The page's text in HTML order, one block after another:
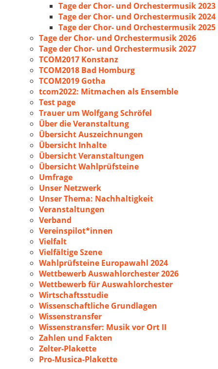
Tage der Chor- und Orchestermusik 2023
Tage der Chor- und Orchestermusik 2024
Tage der Chor- und Orchestermusik 2025
Tage der Chor- und Orchestermusik 2026
Tage der Chor- und Orchestermusik 2027
TCOM2017 Konstanz
TCOM2018 Bad Homburg
TCOM2019 Gotha
tcom2022: Mitmachen als Ensemble
Test page
Trauer um Wolfgang Schröfel
Über die Veranstaltung
Übersicht Auszeichnungen
Übersicht Inhalte
Übersicht Veranstaltungen
Übersicht Wahlprüfsteine
Umfrage
Unser Netzwerk
Unser Thema: Nachhaltigkeit
Veranstaltungen
Verband
Vereinspilot*innen
Vielfalt
Vielfältige Szene
Wahlprüfsteine Europawahl 2024
Wettbewerb Auswahlorchester 2026
Wettbewerb für Auswahlorchester
Wirtschaftsstudie
Wissenschaftliche Grundlagen
Wissenstransfer
Wissenstransfer: Musik vor Ort II
Zahlen und Fakten
Zelter-Plakette
Pro-Musica-Plakette